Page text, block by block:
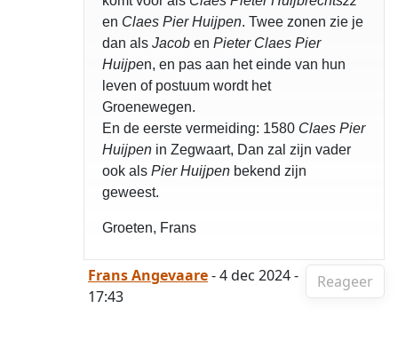
en Claes Pier Huijpen. Twee zonen zie je
dan als Jacob en Pieter Claes Pier
Huijpen, en pas aan het einde van hun
leven of postuum wordt het
Groenewegen.
En de eerste vermeiding: 1580 Claes Pier
Huijpen in Zegwaart, Dan zal zijn vader
ook als Pier Huijpen bekend zijn
geweest.
Groeten, Frans
Reageer
Frans Angevaare- 4 dec 2024 -
17:43